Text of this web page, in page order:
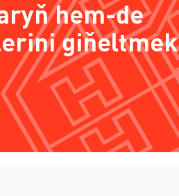
hem-de
giňeltmek